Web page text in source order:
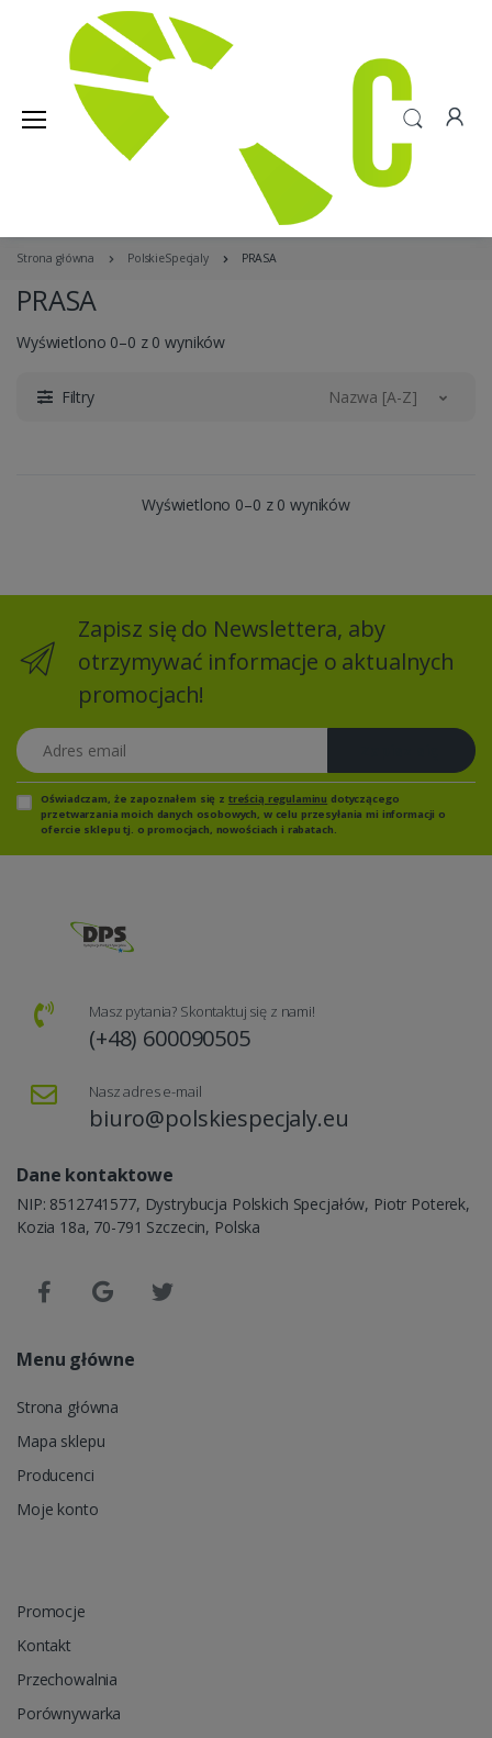
Strona główna PolskieSpecjaly PRASA
PRASA
Wyświetlono 0–0 z 0 wyników
Filtry Nazwa [A-Z]
Wyświetlono 0–0 z 0 wyników
Zapisz się do Newslettera, aby
otrzymywać informacje o aktualnych
promocjach!
Adres email
Oświadczam, że zapoznałem się z treścią regulaminu dotyczącego
przetwarzania moich danych osobowych, w celu przesyłania mi informacji o
ofercie sklepu tj. o promocjach, nowościach i rabatach.
Masz pytania? Skontaktuj się z nami!
(+48) 600090505
Nasz adres e-mail
biuro@polskiespecjaly.eu
Dane kontaktowe
NIP: 8512741577, Dystrybucja Polskich Specjałów, Piotr Poterek,
Kozia 18a, 70-791 Szczecin, Polska
Menu główne
Strona główna
Mapa sklepu
Producenci
Moje konto
Promocje
Kontakt
Przechowalnia
Porównywarka